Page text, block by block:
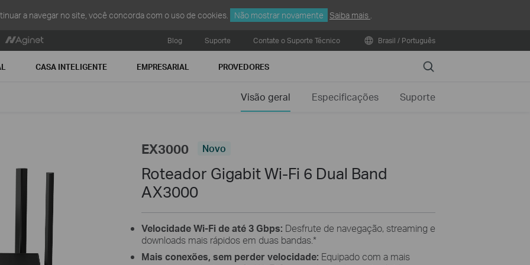
a navegar no site, você concorda com o uso de cookies. Não mostrar novamente Saiba mais
Blog Suporte Contate o Suporte Técnico Brasil / Português
CASA INTELIGENTE EMPRESARIAL PROVEDORES Search
Visão geral Especificações Suporte
EX3000 Novo
Roteador Gigabit Wi-Fi 6 Dual Band
AX3000
Velocidade Wi-Fi de até 3 Gbps: Desfrute de navegação, streaming e
downloads mais rápidos em duas bandas.*
Mais conexões, sem perder velocidade: Equipado com a mais